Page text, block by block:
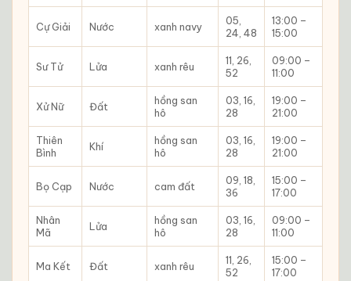
Cự Giải Nước xanh navy
05,
24, 48
13:00 –
15:00
Sư Tử Lửa xanh rêu
11, 26,
52
09:00 –
11:00
Xử Nữ Đất
hồng san
hô
03, 16,
28
19:00 –
21:00
Thiên
Bình
Khí
hồng san
hô
03, 16,
28
19:00 –
21:00
Bọ Cạp Nước cam đất
09, 18,
36
15:00 –
17:00
Nhân
Mã
Lửa
hồng san
hô
03, 16,
28
09:00 –
11:00
Ma Kết Đất xanh rêu
11, 26,
52
15:00 –
17:00